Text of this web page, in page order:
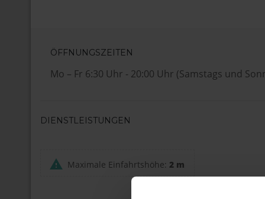
ÖFFNUNGSZEITEN
Mo – Fr 6:30 Uhr - 20:00 Uhr (Samstags und
DIENSTLEISTUNGEN
Maximale Einfahrtshöhe: 2 m